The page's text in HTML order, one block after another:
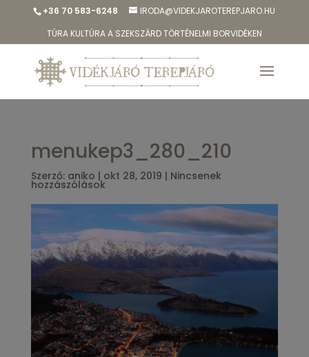
+36 70 583-6248
IRODA@VIDEKJAROTEREPJARO.HU
TÚRA KULTÚRA A SZEKSZÁRD TÖRTÉNELMI BORVIDÉKEN
menukep3_280_210
Szerző: aniko | okt 28, 2019 | Nincsenek
hozzászólások